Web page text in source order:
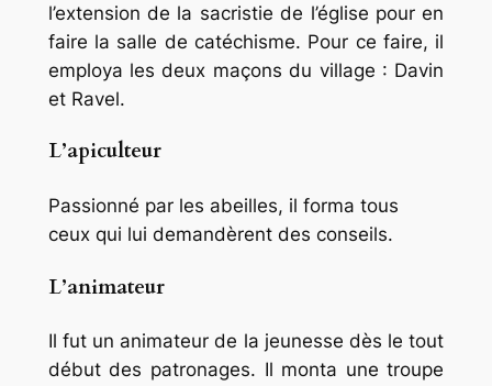
l’extension de la sacristie de l’église pour en
faire la salle de catéchisme. Pour ce faire, il
employa les deux maçons du village : Davin
et Ravel.
L’apiculteur
Passionné par les abeilles, il forma tous
ceux qui lui demandèrent des conseils.
L’animateur
Il fut un animateur de la jeunesse dès le tout
début des patronages. Il monta une troupe